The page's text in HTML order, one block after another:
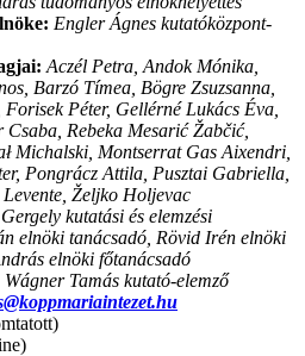
Engler Ágnes kutatóközpont-
Aczél Petra, Andok Mónika,
Barzó Tímea, Bögre Zsuzsanna,
Péter, Gellérné Lukács Éva,
Rebeka Mesarić Žabčić,
Michalski, Montserrat Gas Aixendri,
Pongrácz Attila, Pusztai Gabriella,
Željko Holjevac
kutatási és elemzési
elnöki tanácsadó, Rövid Irén elnöki
elnöki főtanácsadó
Wágner Tamás kutató-elemző